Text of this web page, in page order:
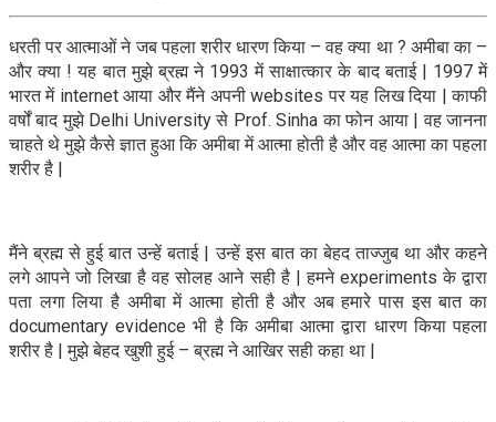
धरती पर आत्माओं ने जब पहला शरीर धारण किया – वह क्या था ? अमीबा का –
और क्या ! यह बात मुझे ब्रह्म ने 1993 में साक्षात्कार के बाद बताई | 1997 में
भारत में internet आया और मैंने अपनी websites पर यह लिख दिया | काफी
वर्षों बाद मुझे Delhi University से Prof. Sinha का फोन आया | वह जानना
चाहते थे मुझे कैसे ज्ञात हुआ कि अमीबा में आत्मा होती है और वह आत्मा का पहला
शरीर है |
मैंने ब्रह्म से हुई बात उन्हें बताई | उन्हें इस बात का बेहद ताज्जुब था और कहने
लगे आपने जो लिखा है वह सोलह आने सही है | हमने experiments के द्वारा
पता लगा लिया है अमीबा में आत्मा होती है और अब हमारे पास इस बात का
documentary evidence भी है कि अमीबा आत्मा द्वारा धारण किया पहला
शरीर है | मुझे बेहद खुशी हुई – ब्रह्म ने आखिर सही कहा था |